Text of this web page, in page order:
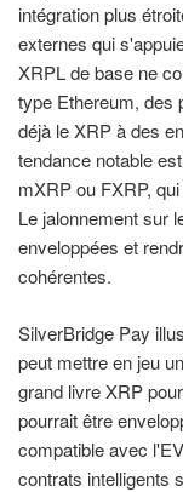
intégration plus
externes qui
XRPL de base ne
type Ethereum, des
déjà le XRP à des
tendance notable
mXRP ou FXRP,
Le jalonnement sur
enveloppées et
cohérentes.
SilverBridge Pay
peut mettre en jeu
grand livre XRP
pourrait être
compatible avec
contrats intelligents